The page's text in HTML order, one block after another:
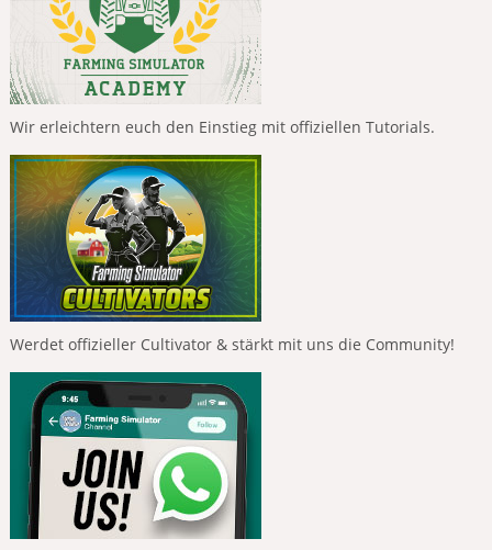
Wir erleichtern euch den Einstieg mit offiziellen Tutorials.
Werdet offizieller Cultivator & stärkt mit uns die Community!